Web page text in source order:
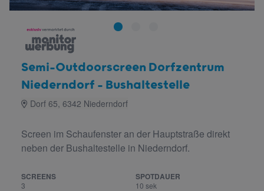
Leaflet|©OpenStreetMapcontributors
Semi-Outdoorscreen Dorfzentrum
Niederndorf - Bushaltestelle
Dorf 65, 6342 Niederndorf
Screen im Schaufenster an der Hauptstraße direkt
neben der Bushaltestelle in Niederndorf.
SCREENS
3
SPOTDAUER
10 sek